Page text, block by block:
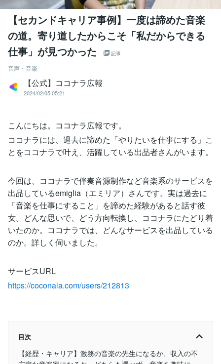
【セカンドキャリア事例】一度は諦めた音楽
の道。寄り道したからこそ「私だからできる
仕事」が見つかった
記事
音声・音楽
【公式】ココナラ広報
2024/02/05 05:21
こんにちは。ココナラ広報です。
ココナラには、過去に諦めた「やりたいを仕事にする」こ
とをココナラで叶え、活躍している出品者さんがいます。
今回は、ココナラで伴奏音源制作など音楽系のサービスを
出品しているemiglia（エミリア）さんです。実は過去に
「音楽を仕事にすること」を諦めた経験があると話す彼
女。どんな思いで、どう方向転換し、ココナラにたどり着
いたのか。ココナラでは、どんなサービスを出品している
のか。詳しく伺いました。
サービスURL
https://coconala.com/users/212813
目次
【経歴・キャリア】激務の音楽の先生になるか、収入の不